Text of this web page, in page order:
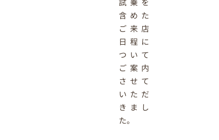
含めた
ご来店
日程に
ついて
ご案内
させて
いただ
きまし
た。